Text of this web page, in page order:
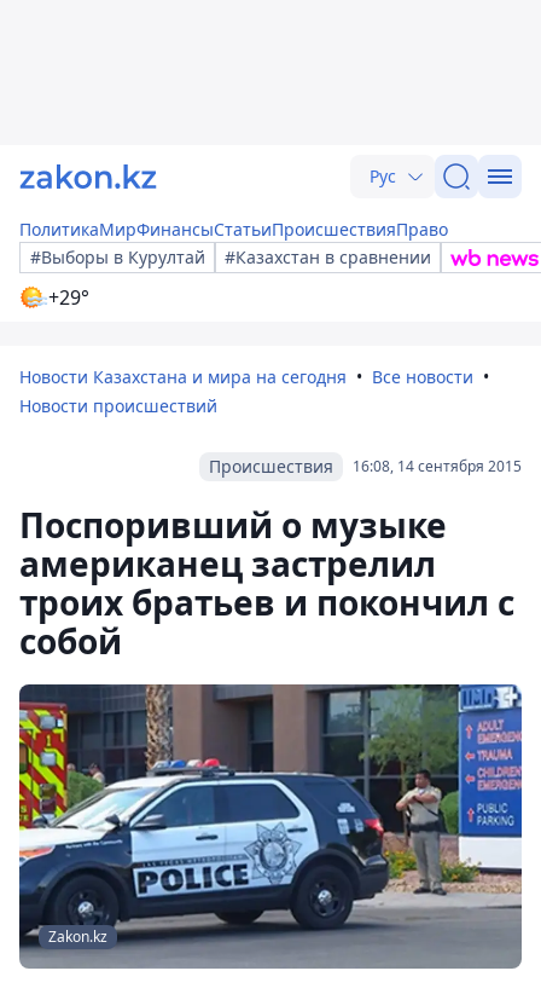
Рус
ПолитикаМирФинансыСтатьиПроисшествияПраво
#Выборы в Курултай
#Казахстан в сравнении
+29°
Новости Казахстана и мира на сегодня
Все новости
Новости происшествий
16:08, 14 сентября 2015
Происшествия
Поспоривший о музыке
американец застрелил
троих братьев и покончил с
собой
Zakon.kz